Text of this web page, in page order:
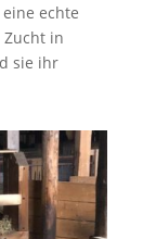
echte
in
sie ihr